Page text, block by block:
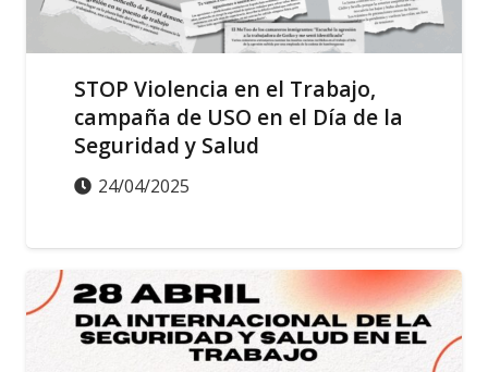
STOP Violencia en el Trabajo,
campaña de USO en el Día de la
Seguridad y Salud
24/04/2025
ACTUALIDAD SALUD LABORAL